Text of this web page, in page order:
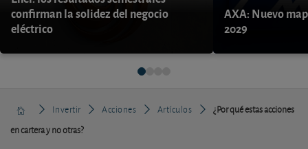
confirman la solidez del negocio
eléctrico
AXA: Nuevo
2029
Invertir Acciones Artículos
¿Por qué estas acciones
en cartera y no otras?